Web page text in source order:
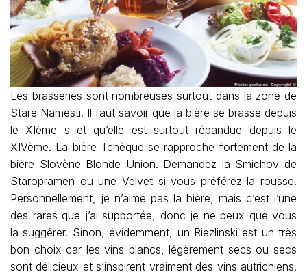
Les brasseries sont nombreuses surtout dans la zone de
Stare Namesti. Il faut savoir que la bière se brasse depuis
le XIème s et qu’elle est surtout répandue depuis le
XIVème. La bière Tchèque se rapproche fortement de la
bière Slovène Blonde Union. Demandez la Smichov de
Staropramen ou une Velvet si vous préférez la rousse.
Personnellement, je n’aime pas la bière, mais c’est l’une
des rares que j’ai supportée, donc je ne peux que vous
la suggérer. Sinon, évidemment, un Riezlinski est un très
bon choix car les vins blancs, légèrement secs ou secs
sont délicieux et s’inspirent vraiment des vins autrichiens.